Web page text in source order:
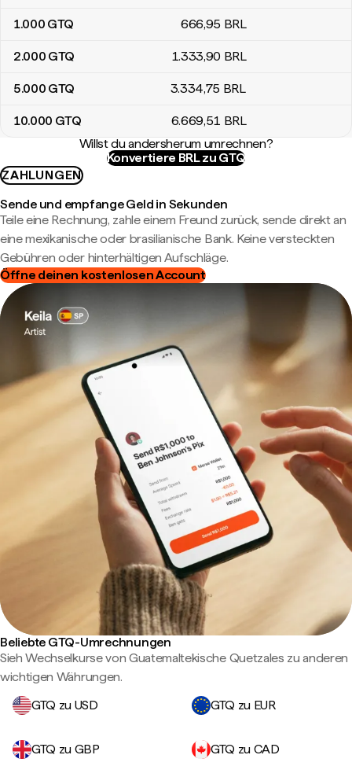
1.000 GTQ 666,95 BRL
2.000 GTQ 1.333,90 BRL
5.000 GTQ 3.334,75 BRL
10.000 GTQ 6.669,51 BRL
Willst du andersherum umrechnen?
Konvertiere BRL zu GTQ
ZAHLUNGEN
Sende und empfange Geld in Sekunden
Teile eine Rechnung, zahle einem Freund zurück, sende direkt an
eine mexikanische oder brasilianische Bank. Keine versteckten
Gebühren oder hinterhältigen Aufschläge.
Öffne deinen kostenlosen Account
Beliebte GTQ-Umrechnungen
Sieh Wechselkurse von Guatemaltekische Quetzales zu anderen
wichtigen Währungen.
GTQ zu USD
GTQ zu EUR
GTQ zu GBP GTQ zu CAD